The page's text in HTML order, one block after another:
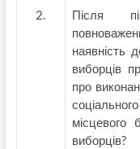
Після
наявність
виборців
про
місцевого
виборців?